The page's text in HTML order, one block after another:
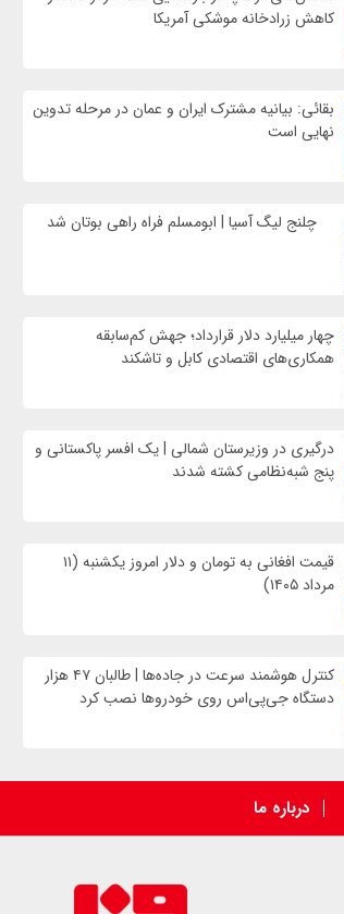
کاهش زرادخانه موشکی آمریکا
بقائی: بیانیه مشترک ایران و عمان در مرحله تدوین
نهایی است
چلنج لیگ آسیا | ابومسلم فراه راهی بوتان شد
چهار میلیارد دلار قرارداد؛ جهش کم‌سابقه
همکاری‌های اقتصادی کابل و تاشکند
درگیری در وزیرستان شمالی | یک افسر پاکستانی و
پنج شبه‌نظامی کشته شدند
قیمت افغانی به تومان و دلار امروز یکشنبه (۱۱
مرداد ۱۴۰۵)
کنترل هوشمند سرعت در جاده‌ها | طالبان ۴۷ هزار
دستگاه جی‌پی‌اس روی خودروها نصب کرد
درباره ما